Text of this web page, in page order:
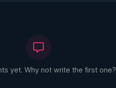
yet. Why not write the first one?